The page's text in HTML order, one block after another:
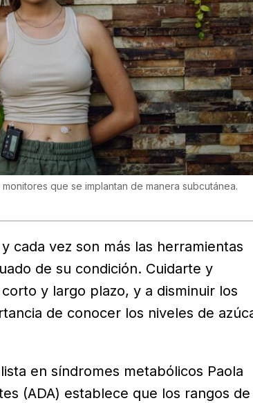
que se implantan de manera subcutánea.
cada vez son más las herramientas
de su condición. Cuidarte y
y largo plazo, y a disminuir los
de conocer los niveles de
en síndromes metabólicos Paola
(ADA) establece que los rangos de